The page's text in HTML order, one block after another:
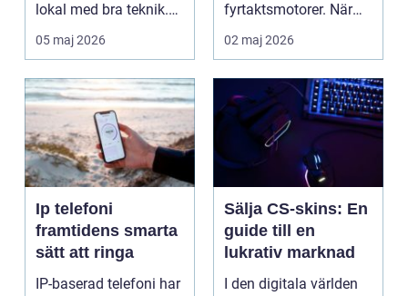
lokal med bra teknik.
Den lilla byn...
05 maj 2026
fyrtaktsmotorer. När
den fungerar som den
02 maj 2026
Ip telefoni
framtidens smarta
sätt att ringa
IP-baserad telefoni har
Sälja CS-skins: En
guide till en
lukrativ marknad
I den digitala världen